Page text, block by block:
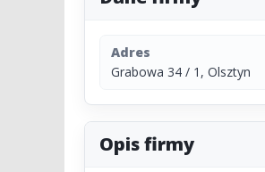
Adres
Grabowa 34 / 1, Olsztyn
Opis firmy